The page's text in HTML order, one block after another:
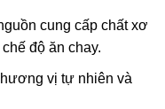
cung cấp chất xơ
độ ăn chay.
vị tự nhiên và